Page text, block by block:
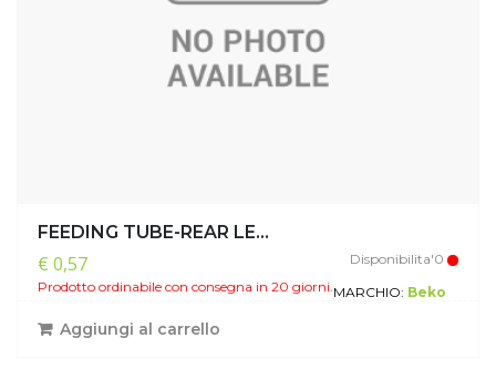
FEEDING TUBE-REAR LE...
€ 0,57
Disponibilita'0
Prodotto ordinabile con consegna in 20 giorni.MARCHIO: Beko
Aggiungi al carrello